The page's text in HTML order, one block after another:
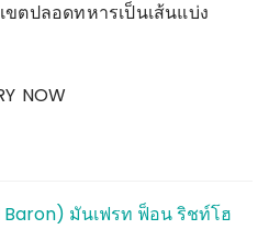
ตปลอดทหารเป็นเส้นแบ่ง
NOW
มันเฟรท ฟ็อน ริชท์โฮ